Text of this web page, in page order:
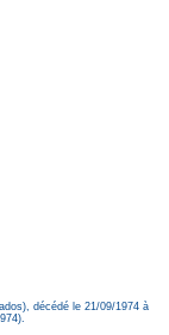
décédé le 21/09/1974 à